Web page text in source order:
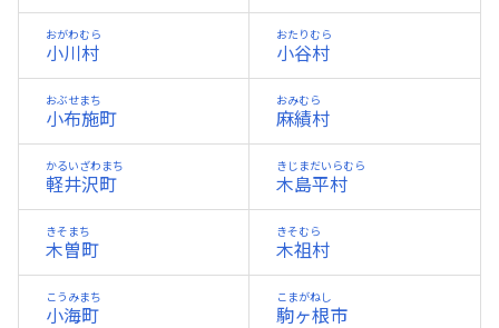
小川村
おがわむら
小谷村
おたりむら
小布施町
おぶせまち
麻績村
おみむら
軽井沢町
かるいざわまち
木島平村
きじまだいらむら
木曽町
きそまち
木祖村
きそむら
小海町
こうみまち
駒ヶ根市
こまがねし